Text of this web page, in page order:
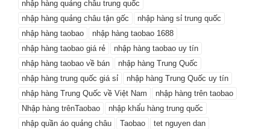
nhập hàng quảng châu trung quốc
nhập hàng quảng châu tận gốc
nhập hàng sỉ trung quốc
nhập hàng taobao
nhập hàng taobao 1688
nhập hàng taobao giá rẻ
nhập hàng taobao uy tín
nhập hàng taobao về bán
nhập hàng Trung Quốc
nhập hàng trung quốc giá sỉ
nhập hàng Trung Quốc uy tín
nhập hàng Trung Quốc về Việt Nam
nhập hàng trên taobao
Nhập hàng trênTaobao
nhập khẩu hàng trung quốc
nhập quần áo quảng châu
Taobao
tet nguyen dan